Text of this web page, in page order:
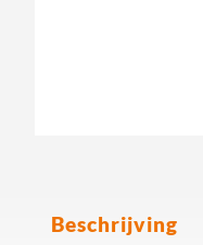
Beschrijving